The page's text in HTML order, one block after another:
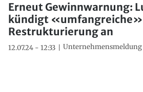
Erneut Gewinnwarnung:
kündigt «umfangreiche»
Restrukturierung an
12.07.24 - 12:33 Unternehmensmeldung